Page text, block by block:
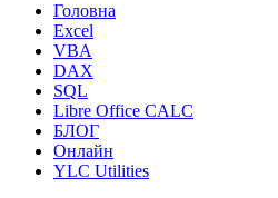
Головна
Excel
VBA
DAX
SQL
Libre Office CALC
БЛОГ
Онлайн
YLC Utilities